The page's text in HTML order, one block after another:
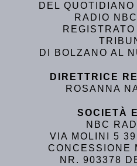
DEL
RADIO
DI BOLZANO AL
DIRETTRICE
ROSANNA
SOCIETÀ
NBC
VIA MOLINI 5
CONCESSIONE
NR. 903378